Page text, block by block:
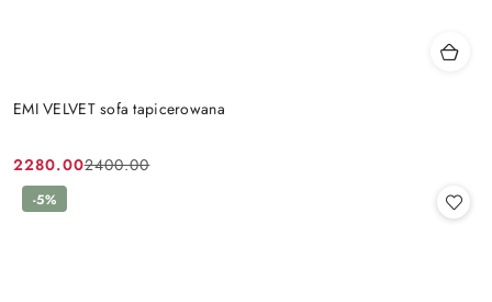
EMI VELVET sofa tapicerowana
Cena
promocyjna:
2280.00
Cena
przed
2400.00
-5%